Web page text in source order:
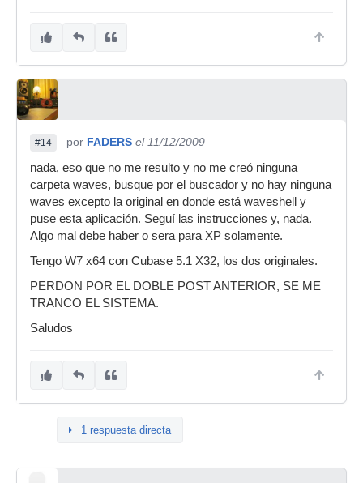
#14 por FADERS el 11/12/2009
nada, eso que no me resulto y no me creó ninguna
carpeta waves, busque por el buscador y no hay ninguna
waves excepto la original en donde está waveshell y
puse esta aplicación. Seguí las instrucciones y, nada.
Algo mal debe haber o sera para XP solamente.
Tengo W7 x64 con Cubase 5.1 X32, los dos originales.
PERDON POR EL DOBLE POST ANTERIOR, SE ME
TRANCO EL SISTEMA.
Saludos
1 respuesta directa